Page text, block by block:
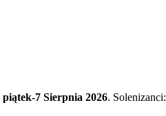
piątek-7 Sierpnia 2026. Solenizanci: